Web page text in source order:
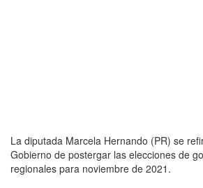
La diputada Marcela Hernando (PR) se
Gobierno de postergar las elecciones de
regionales para noviembre de 2021.